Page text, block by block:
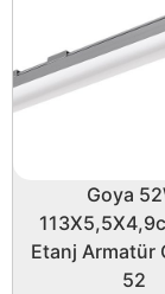
Goya
Etanj Armatür
52